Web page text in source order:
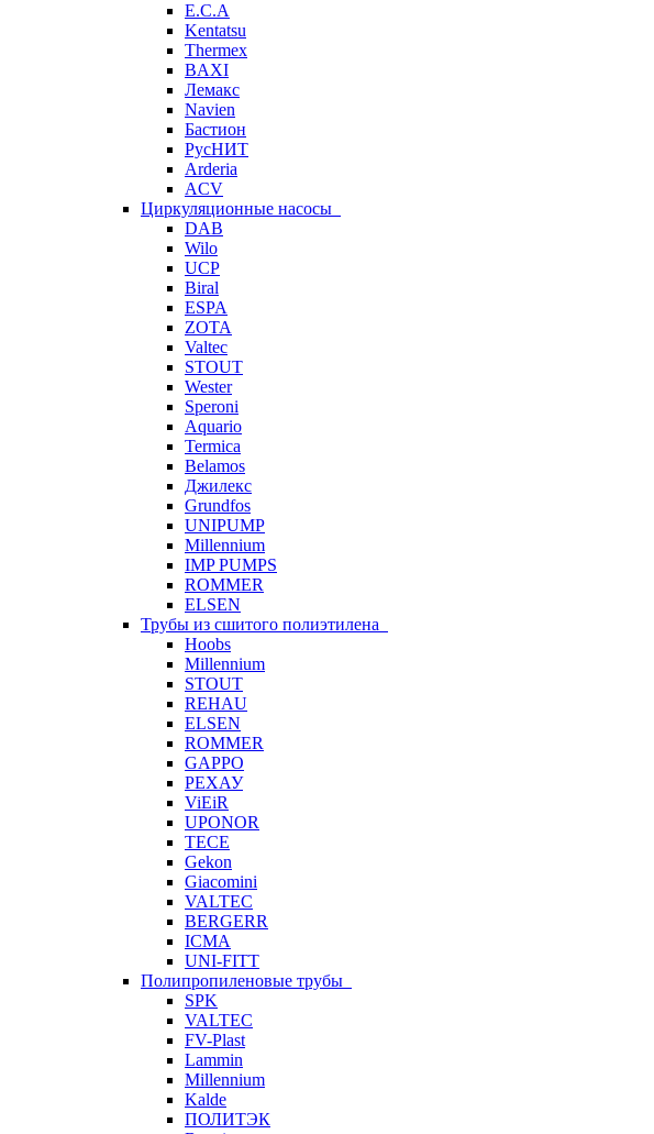
E.C.A
Kentatsu
Thermex
BAXI
Лемакс
Navien
Бастион
РусНИТ
Arderia
ACV
Циркуляционные насосы
DAB
Wilo
UCP
Biral
ESPA
ZOTA
Valtec
STOUT
Wester
Speroni
Aquario
Termica
Belamos
Джилекс
Grundfos
UNIPUMP
Millennium
IMP PUMPS
ROMMER
ELSEN
Трубы из сшитого полиэтилена
Hoobs
Millennium
STOUT
REHAU
ELSEN
ROMMER
GAPPO
РЕХАУ
ViEiR
UPONOR
TECE
Gekon
Giacomini
VALTEC
BERGERR
ICMA
UNI-FITT
Полипропиленовые трубы
SPK
VALTEC
FV-Plast
Lammin
Millennium
Kalde
ПОЛИТЭК